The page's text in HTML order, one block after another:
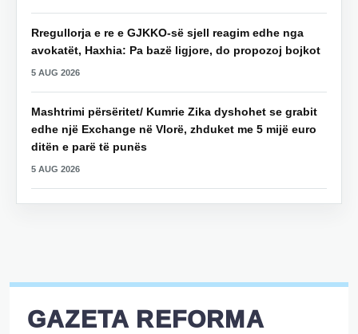
Rregullorja e re e GJKKO-së sjell reagim edhe nga
avokatët, Haxhia: Pa bazë ligjore, do propozoj bojkot
5 AUG 2026
Mashtrimi përsëritet/ Kumrie Zika dyshohet se grabit
edhe një Exchange në Vlorë, zhduket me 5 mijë euro
ditën e parë të punës
5 AUG 2026
GAZETA REFORMA